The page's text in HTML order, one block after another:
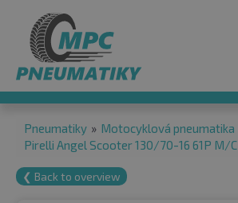
Pneumatiky » Motocyklová pneumatika
Pirelli Angel Scooter 130/70-16 61P M/C
❮ Back to overview